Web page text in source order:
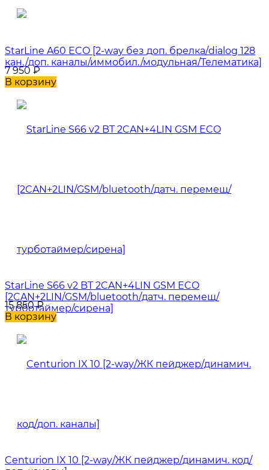
StarLine A60 ECO [2-way без доп. брелка/dialog 128
кан./доп. каналы/иммобил./модульная/Телематика]
7 950 ₽
В корзину
StarLine S66 v2 BT 2CAN+4LIN GSM ECO
[2CAN+2LIN/GSM/bluetooth/датч. перемещ/
турботаймер/сирена]
15 850₽
В корзину
Centurion IX 10 [2-way/ЖК пейджер/динамич. код/